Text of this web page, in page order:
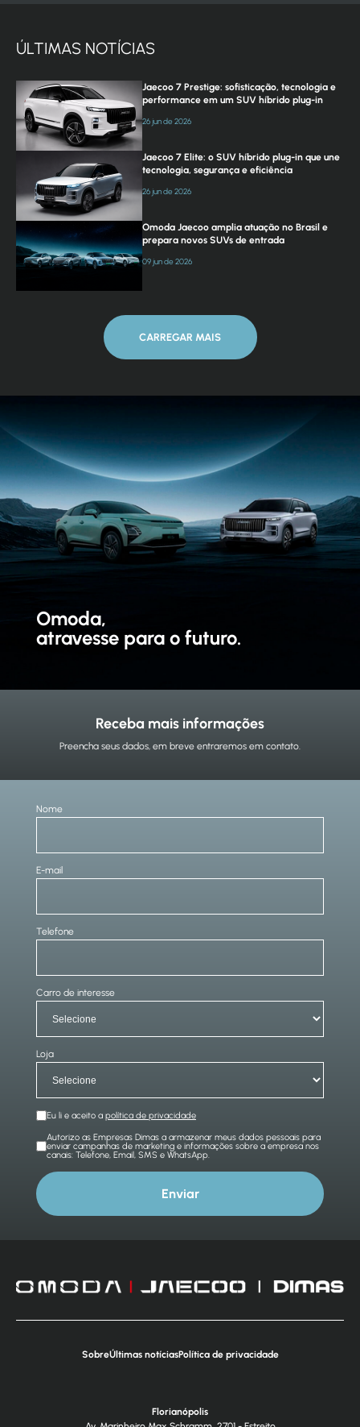
ÚLTIMAS NOTÍCIAS
Jaecoo 7 Prestige: sofisticação, tecnologia e
performance em um SUV híbrido plug-in
26 jun de 2026
Jaecoo 7 Elite: o SUV híbrido plug-in que une
tecnologia, segurança e eficiência
26 jun de 2026
Omoda Jaecoo amplia atuação no Brasil e
prepara novos SUVs de entrada
09 jun de 2026
CARREGAR MAIS
Omoda,
atravesse para o futuro.
Receba mais informações
Preencha seus dados, em breve entraremos em contato.
Nome
E-mail
Telefone
Carro de interesse
Loja
Eu li e aceito a política de privacidade
Autorizo as Empresas Dimas a armazenar meus dados pessoais para
enviar campanhas de marketing e informações sobre a empresa nos
canais: Telefone, Email, SMS e WhatsApp.
Enviar
SobreÚltimas notíciasPolítica de privacidade
Florianópolis